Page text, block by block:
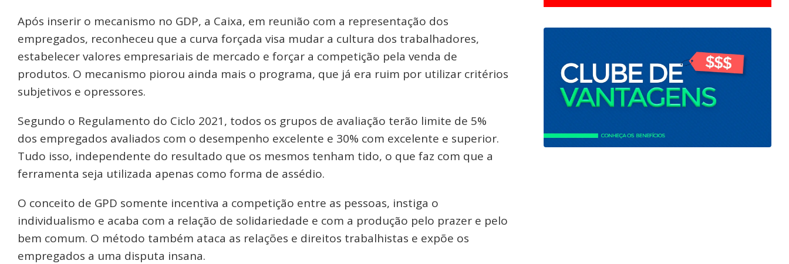
Após inserir o mecanismo no GDP, a Caixa, em reunião com a representação dos
empregados, reconheceu que a curva forçada visa mudar a cultura dos trabalhadores,
estabelecer valores empresariais de mercado e forçar a competição pela venda de
produtos. O mecanismo piorou ainda mais o programa, que já era ruim por utilizar critérios
subjetivos e opressores.
Segundo o Regulamento do Ciclo 2021, todos os grupos de avaliação terão limite de 5%
dos empregados avaliados com o desempenho excelente e 30% com excelente e superior.
Tudo isso, independente do resultado que os mesmos tenham tido, o que faz com que a
ferramenta seja utilizada apenas como forma de assédio.
O conceito de GPD somente incentiva a competição entre as pessoas, instiga o
individualismo e acaba com a relação de solidariedade e com a produção pelo prazer e pelo
bem comum. O método também ataca as relações e direitos trabalhistas e expõe os
empregados a uma disputa insana.